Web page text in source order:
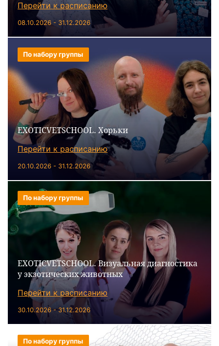
Перейти к расписанию
08.10.2026 - 31.12.2026
По набору группы
EXOTICVETSCHOOL. Хорьки
Перейти к расписанию
20.10.2026 - 31.12.2026
По набору группы
EXOTICVETSCHOOL. Визуальная диагностика
у экзотических животных
Перейти к расписанию
30.10.2026 - 31.12.2026
По набору группы